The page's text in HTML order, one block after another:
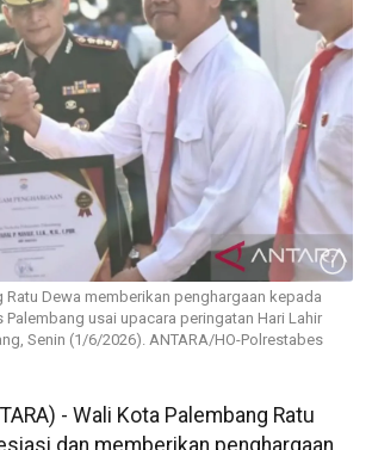
Ratu Dewa memberikan penghargaan kepada
usai upacara peringatan Hari Lahir
Senin (1/6/2026). ANTARA/HO-Polrestabes
- Wali Kota Palembang Ratu